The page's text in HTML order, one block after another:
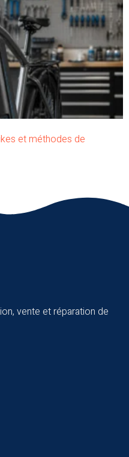
et méthodes de
vente et réparation de